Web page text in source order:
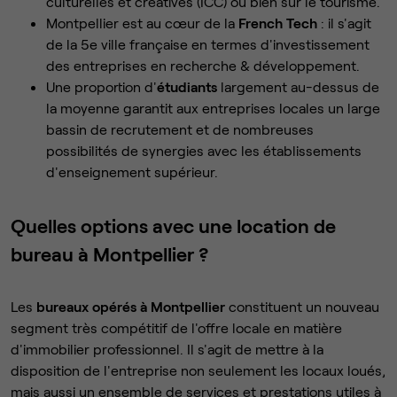
Montpellier est au cœur de la French Tech : il s'agit
de la 5e ville française en termes d'investissement
des entreprises en recherche & développement.
Une proportion d'étudiants largement au-dessus de
la moyenne garantit aux entreprises locales un large
bassin de recrutement et de nombreuses
possibilités de synergies avec les établissements
d'enseignement supérieur.
Quelles options avec une location de
bureau à Montpellier ?
Les bureaux opérés à Montpellier constituent un nouveau
segment très compétitif de l'offre locale en matière
d'immobilier professionnel. Il s'agit de mettre à la
disposition de l'entreprise non seulement les locaux loués,
mais aussi un ensemble de services et prestations utiles à